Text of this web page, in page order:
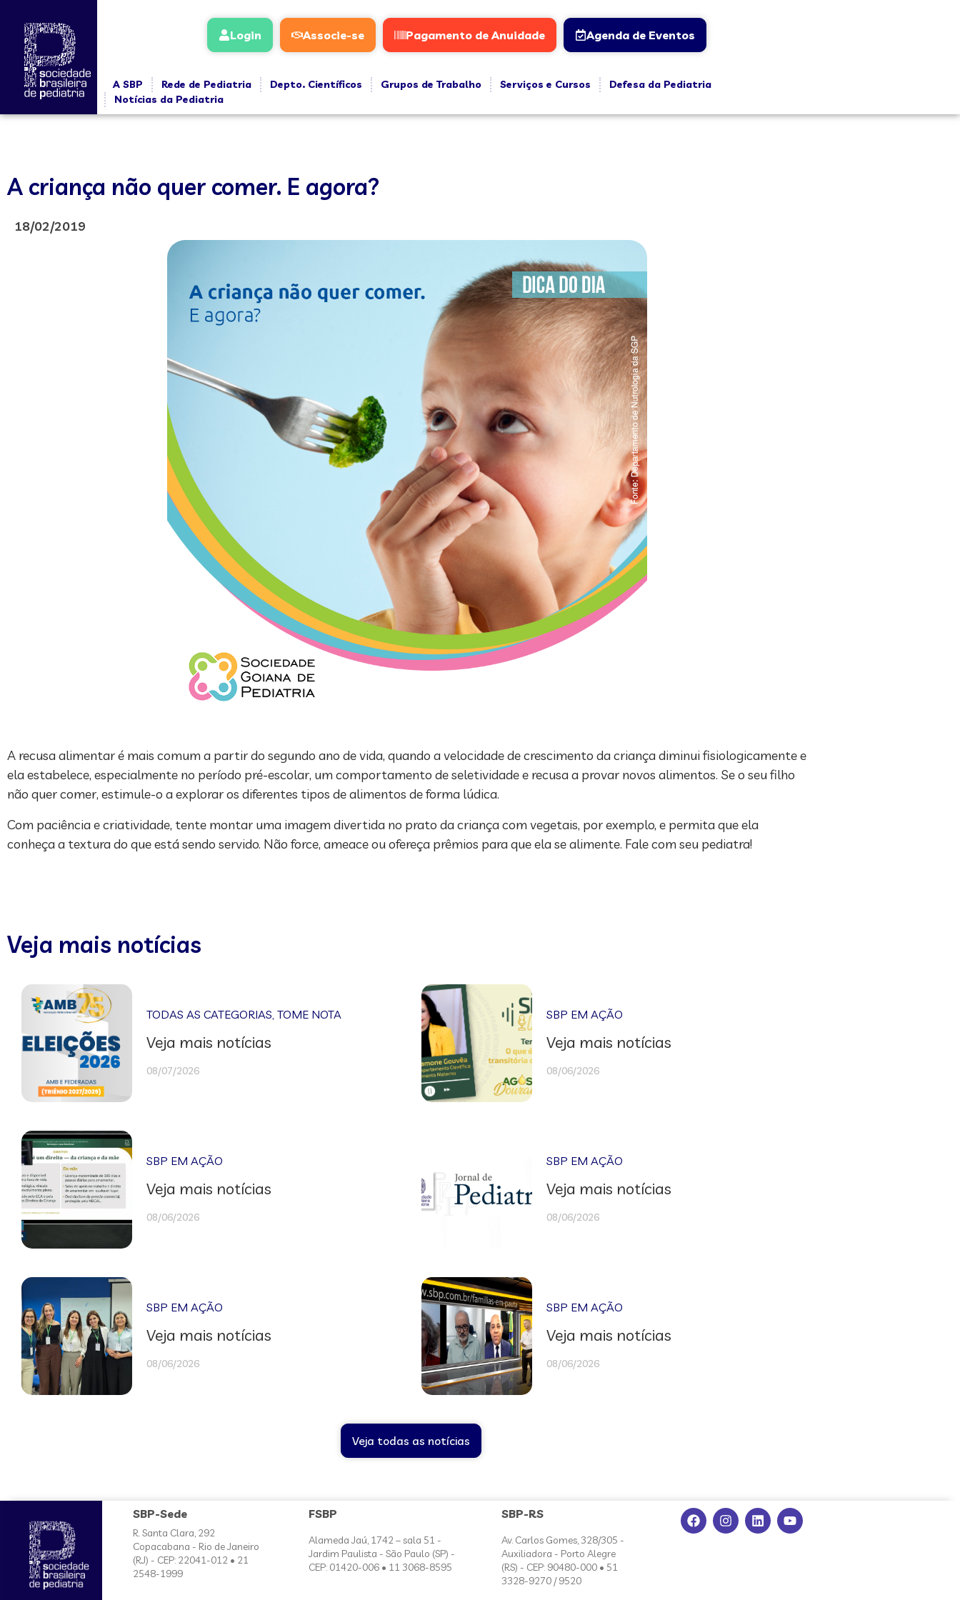
Login Associe-se Pagamento de Anuidade Agenda de Eventos
A SBP Rede de Pediatria Depto. Científicos Grupos de Trabalho Serviços e Cursos
Defesa da Pediatria
Notícias da Pediatria
A criança não quer comer. E agora?
18/02/2019
A recusa alimentar é mais comum a partir do segundo ano de vida, quando a velocidade de crescimento da criança diminui fisiologicamente e
ela estabelece, especialmente no período pré-escolar, um comportamento de seletividade e recusa a provar novos alimentos. Se o seu filho
não quer comer, estimule-o a explorar os diferentes tipos de alimentos de forma lúdica.
Com paciência e criatividade, tente montar uma imagem divertida no prato da criança com vegetais, por exemplo, e permita que ela
conheça a textura do que está sendo servido. Não force, ameace ou ofereça prêmios para que ela se alimente. Fale com seu pediatra!
Veja mais notícias
TODAS AS CATEGORIAS,TOME NOTA
Veja mais notícias
08/07/2026
SBP EM AÇÃO
Veja mais notícias
08/06/2026
SBP EM AÇÃO
Veja mais notícias
08/06/2026
SBP EM AÇÃO
Veja mais notícias
08/06/2026
SBP EM AÇÃO
Veja mais notícias
08/06/2026
SBP EM AÇÃO
Veja mais notícias
08/06/2026
Veja todas as notícias
SBP-Sede
R. Santa Clara, 292
Copacabana - Rio de Janeiro
(RJ) - CEP: 22041-012 • 21
2548-1999
FSBP
Alameda Jaú, 1742 – sala 51 -
Jardim Paulista - São Paulo (SP) -
CEP: 01420-006 • 11 3068-8595
SBP-RS
Av. Carlos Gomes, 328/305 -
Auxiliadora - Porto Alegre
(RS) - CEP: 90480-000 • 51
3328-9270 / 9520